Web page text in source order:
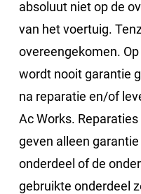
absoluut niet op de
van het voertuig.
overeengekomen.
wordt nooit garantie
na reparatie en/of
Ac Works.
geven alleen
onderdeel of de
gebruikte onderdeel